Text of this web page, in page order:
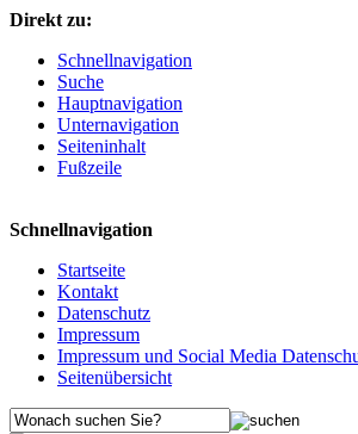
Direkt zu:
Schnellnavigation
Suche
Hauptnavigation
Unternavigation
Seiteninhalt
Fußzeile
Schnellnavigation
Startseite
Kontakt
Datenschutz
Impressum
Impressum und Social Media
Seitenübersicht